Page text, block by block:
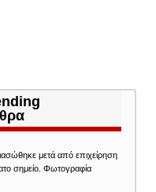
μετά από επιχείρηση
σημείο. Φωτογραφία